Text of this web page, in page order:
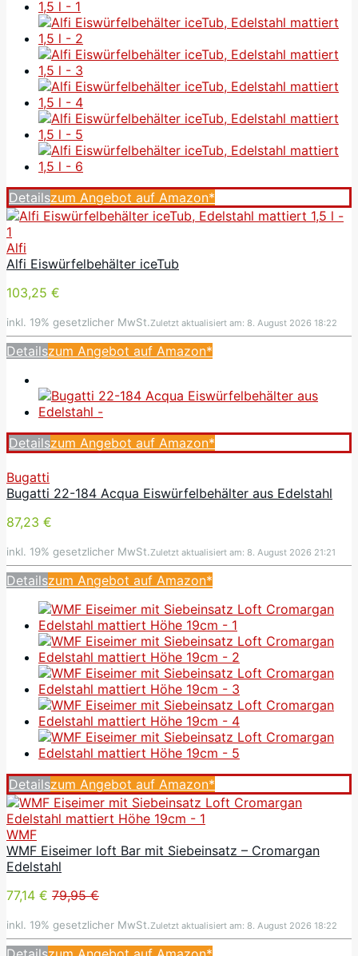
Detailszum Angebot auf Amazon*
Alfi
Alfi Eiswürfelbehälter iceTub
103,25 €
inkl. 19% gesetzlicher MwSt.Zuletzt aktualisiert am: 8. August 2026 18:22
Detailszum Angebot auf Amazon*
Detailszum Angebot auf Amazon*
Bugatti
Bugatti 22-184 Acqua Eiswürfelbehälter aus Edelstahl
87,23 €
inkl. 19% gesetzlicher MwSt.Zuletzt aktualisiert am: 8. August 2026 21:21
Detailszum Angebot auf Amazon*
Detailszum Angebot auf Amazon*
WMF
WMF Eiseimer loft Bar mit Siebeinsatz – Cromargan
Edelstahl
77,14 € 79,95 €
inkl. 19% gesetzlicher MwSt.Zuletzt aktualisiert am: 8. August 2026 18:22